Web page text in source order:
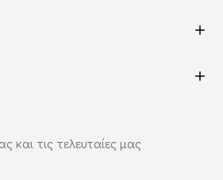
και τις τελευταίες μας